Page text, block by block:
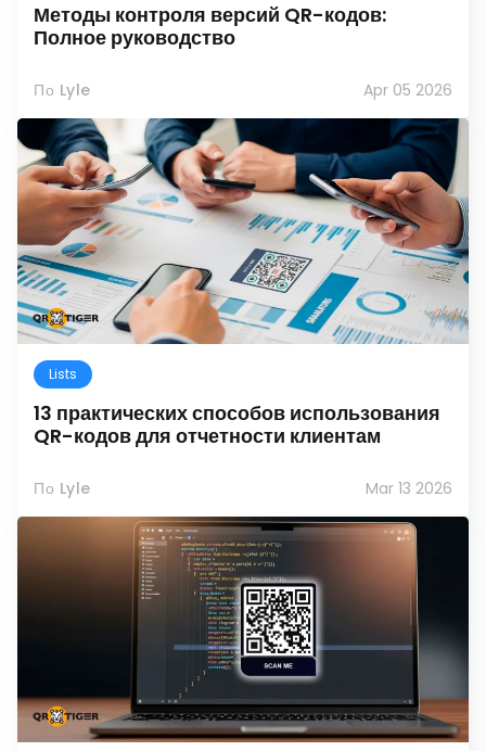
Методы контроля версий QR-кодов:
Полное руководство
По Lyle Apr 05 2026
Lists
13 практических способов использования
QR-кодов для отчетности клиентам
По Lyle Mar 13 2026